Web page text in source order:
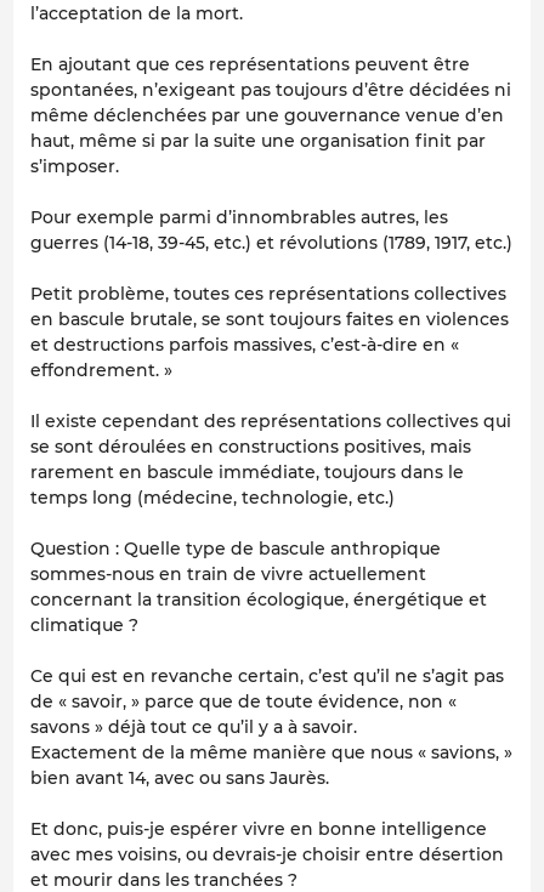
l’acceptation de la mort.
En ajoutant que ces représentations peuvent être
spontanées, n’exigeant pas toujours d’être décidées ni
même déclenchées par une gouvernance venue d’en
haut, même si par la suite une organisation finit par
s’imposer.
Pour exemple parmi d’innombrables autres, les
guerres (14-18, 39-45, etc.) et révolutions (1789, 1917, etc.)
Petit problème, toutes ces représentations collectives
en bascule brutale, se sont toujours faites en violences
et destructions parfois massives, c’est-à-dire en «
effondrement. »
Il existe cependant des représentations collectives qui
se sont déroulées en constructions positives, mais
rarement en bascule immédiate, toujours dans le
temps long (médecine, technologie, etc.)
Question : Quelle type de bascule anthropique
sommes-nous en train de vivre actuellement
concernant la transition écologique, énergétique et
climatique ?
Ce qui est en revanche certain, c’est qu’il ne s’agit pas
de « savoir, » parce que de toute évidence, non «
savons » déjà tout ce qu’il y a à savoir.
Exactement de la même manière que nous « savions, »
bien avant 14, avec ou sans Jaurès.
Et donc, puis-je espérer vivre en bonne intelligence
avec mes voisins, ou devrais-je choisir entre désertion
et mourir dans les tranchées ?